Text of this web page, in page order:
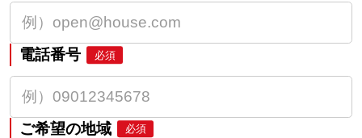
電話番号 必須
ご希望の地域 必須